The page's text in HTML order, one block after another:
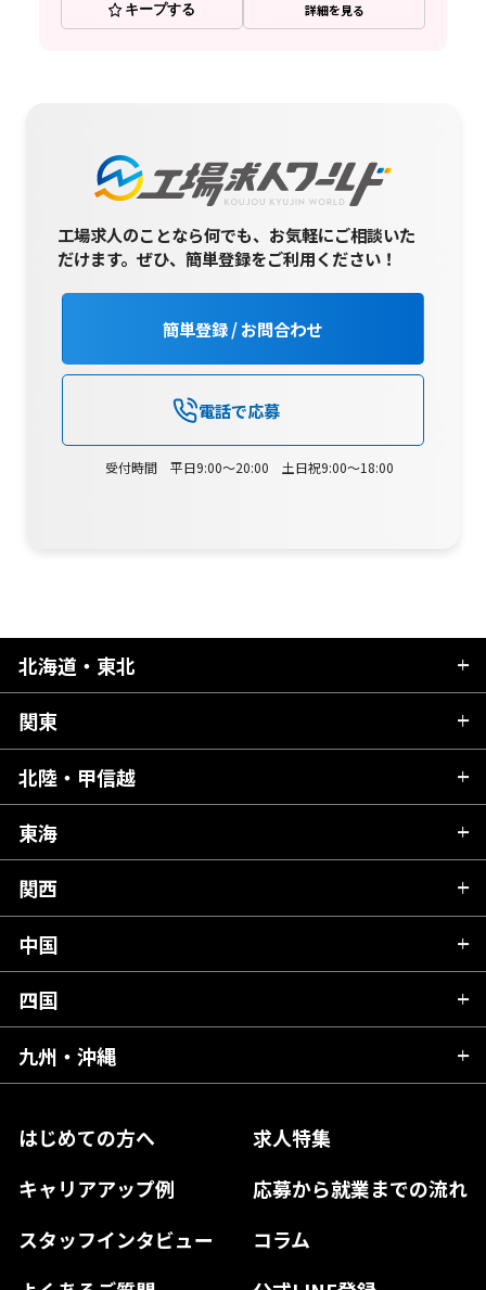
キープする 詳細を見る
工場求人のことなら何でも、お気軽にご相談いた
だけます。ぜひ、簡単登録をご利用ください！
簡単登録 / お問合わせ
電話で応募
受付時間 平日9:00～20:00 土日祝9:00～18:00
はじめての方へ
求人特集
キャリアアップ例
応募から就業までの流れ
スタッフインタビュー
コラム
北海道・東北
北海道
青森県
秋田県
岩手県
宮城県
福島県
関東
茨城県
栃木県
群馬県
千葉県
東京都
神奈川県
北陸・甲信越
新潟県
富山県
石川県
山梨県
長野県
東海
岐阜県
静岡県
愛知県
関西
滋賀県
京都府
大阪府
奈良県
和歌山県
中国
広島県
岡山県
島根県
山口県
四国
愛媛県
高知県
徳島県
九州・沖縄